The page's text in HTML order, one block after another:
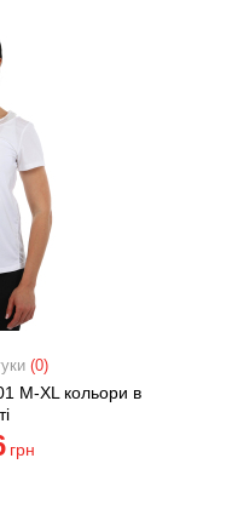
(0)
M-XL кольори в
грн